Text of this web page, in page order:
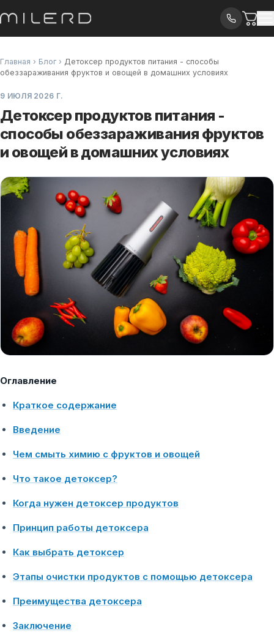
Главная › Блог › Детоксер продуктов питания - способы
обеззараживания фруктов и овощей в домашних условиях
9 ИЮЛЯ 2026 Г.
Детоксер продуктов питания -
способы обеззараживания фруктов
и овощей в домашних условиях
Оглавление
Краткое содержание
Введение
Чем смыть химию с фруктов и овощей
Что такое детоксер?
Когда нужен детоксер продуктов
Принцип работы детоксера
Как выбрать детоксер
Этапы очистки продуктов с помощью детоксера
Преимущества детоксера
Заключение